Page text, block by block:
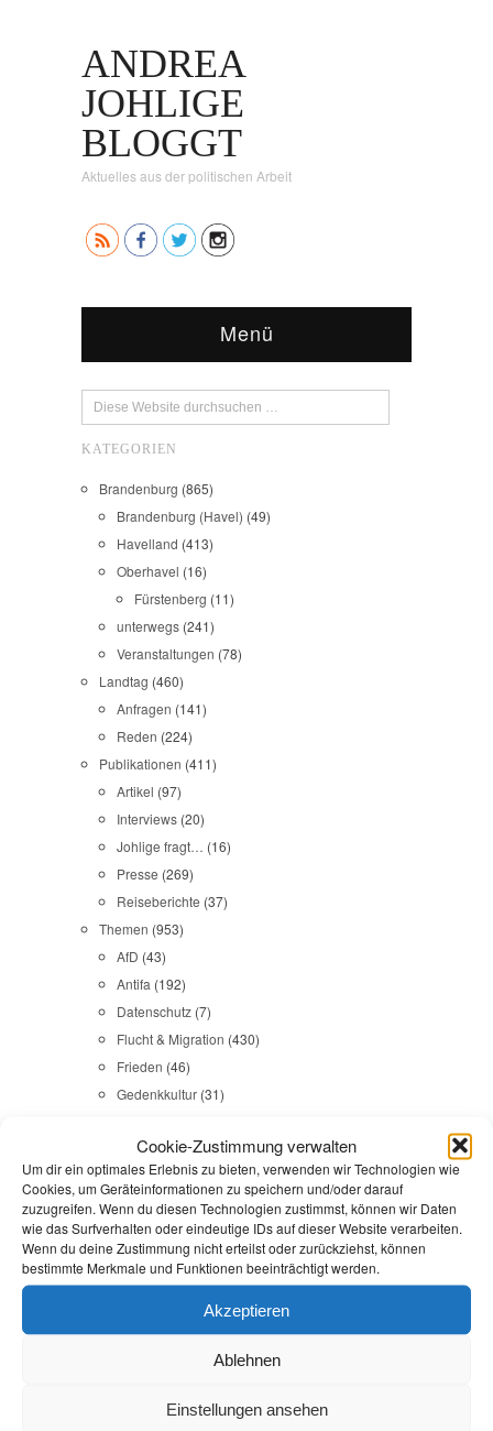
Cookie-Zustimmung verwalten
Um dir ein optimales Erlebnis zu bieten, verwenden wir Technologien wie
Cookies, um Geräteinformationen zu speichern und/oder darauf
zuzugreifen. Wenn du diesen Technologien zustimmst, können wir Daten
wie das Surfverhalten oder eindeutige IDs auf dieser Website verarbeiten.
Wenn du deine Zustimmung nicht erteilst oder zurückziehst, können
bestimmte Merkmale und Funktionen beeinträchtigt werden.
Akzeptieren
Ablehnen
Einstellungen ansehen
ANDREA
JOHLIGE
BLOGGT
Aktuelles aus der politischen Arbeit
Menü
KATEGORIEN
Brandenburg (865)
Brandenburg (Havel) (49)
Havelland (413)
Oberhavel (16)
Fürstenberg (11)
unterwegs (241)
Veranstaltungen (78)
Landtag (460)
Anfragen (141)
Reden (224)
Publikationen (411)
Artikel (97)
Interviews (20)
Johlige fragt… (16)
Presse (269)
Reiseberichte (37)
Themen (953)
AfD (43)
Antifa (192)
Datenschutz (7)
Flucht & Migration (430)
Frieden (46)
Gedenkkultur (31)
Gleichstellung(17)
Internationales(65)
Kommunales (107)
LINKES(108)
NSU(29)
Religion & Dialog(35)
(98)